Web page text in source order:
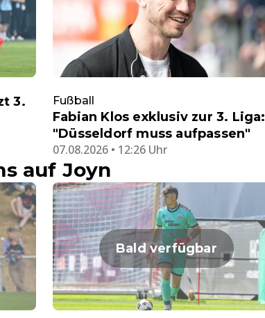
3.
Fußball
Fabian Klos exklusiv zur 3. Liga:
"Düsseldorf muss aufpassen"
07.08.2026 • 12:26 Uhr
auf Joyn
Bald verfügbar